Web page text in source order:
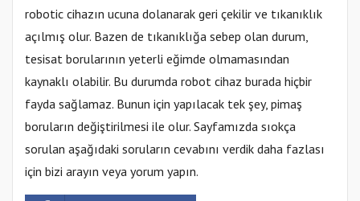
robotic cihazın ucuna dolanarak geri çekilir ve tıkanıklık
açılmış olur. Bazen de tıkanıklığa sebep olan durum,
tesisat borularının yeterli eğimde olmamasından
kaynaklı olabilir. Bu durumda robot cihaz burada hiçbir
fayda sağlamaz. Bunun için yapılacak tek şey, pimaş
boruların değiştirilmesi ile olur. Sayfamızda sıokça
sorulan aşağıdaki soruların cevabını verdik daha fazlası
için bizi arayın veya yorum yapın.